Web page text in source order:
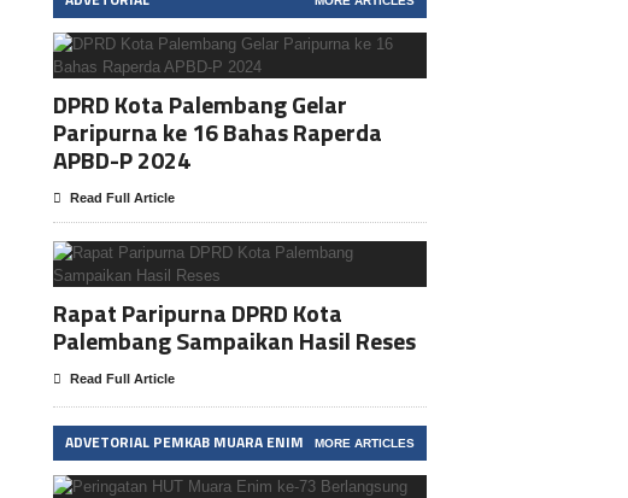
DPRD Kota Palembang Gelar
Paripurna ke 16 Bahas Raperda
APBD-P 2024
Read Full Article
Rapat Paripurna DPRD Kota
Palembang Sampaikan Hasil Reses
Read Full Article
ADVETORIAL PEMKAB MUARA ENIM MORE ARTICLES